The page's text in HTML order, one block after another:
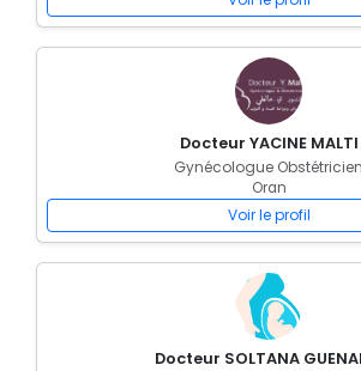
Docteur YACINE MALTI
Gynécologue Obstétricien
Oran
Voir le profil
Docteur SOLTANA